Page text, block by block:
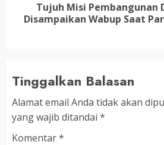
post:
Tujuh Misi Pembangunan
Disampaikan Wabup Saat
Tinggalkan Balasan
Alamat email Anda tidak akan
yang wajib ditandai *
Komentar*